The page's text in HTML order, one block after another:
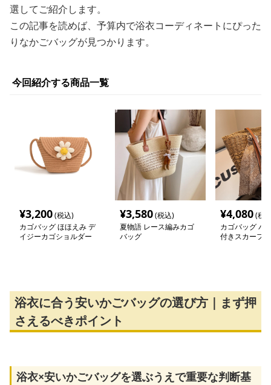
選してご紹介します。
この記事を読めば、予算内で浴衣コーディネートにぴった
りなかごバッグが見つかります。
今回紹介する商品一覧
¥3,200(税込)
カゴバッグ ほほえみ デ
イジーカゴショルダー
¥3,580(税込)
夏物語 レース編みカゴ
バッグ
¥4,080(税
カゴバッグ パ
付きスカーフ
浴衣に合う安いかごバッグの選び方｜まず押
さえるべきポイント
浴衣×安いかごバッグを選ぶうえで重要な判断基